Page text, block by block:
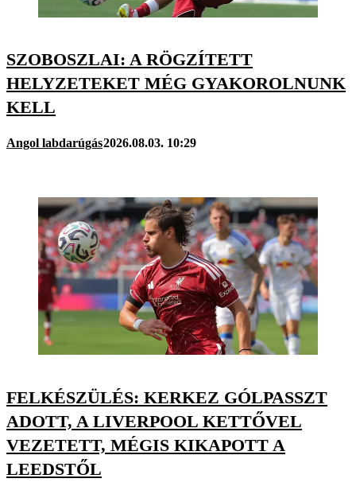
SZOBOSZLAI: A RÖGZÍTETT
HELYZETEKET MÉG GYAKOROLNUNK
KELL
Angol labdarúgás2026.08.03. 10:29
FELKÉSZÜLÉS: KERKEZ GÓLPASSZT
ADOTT, A LIVERPOOL KETTŐVEL
VEZETETT, MÉGIS KIKAPOTT A
LEEDSTŐL